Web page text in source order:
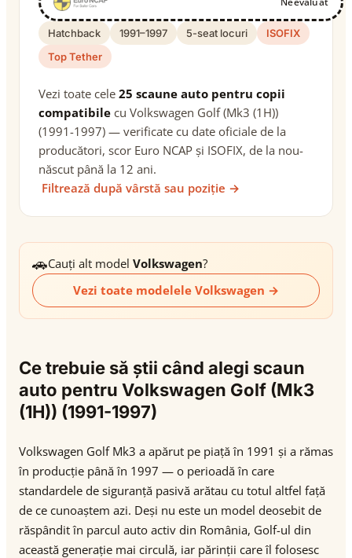
Hatchback 1991–1997 5-seat locuri
ISOFIX
Top Tether
Vezi toate cele 25 scaune auto pentru copii
compatibile cu Volkswagen Golf (Mk3 (1H))
(1991-1997) — verificate cu date oficiale de la
producători, scor Euro NCAP și ISOFIX, de la nou-
născut până la 12 ani.
Filtrează după vârstă sau poziție →
🚗Cauți alt model Volkswagen?
Vezi toate modelele Volkswagen →
Ce trebuie să știi când alegi scaun
auto pentru Volkswagen Golf (Mk3
(1H)) (1991-1997)
Volkswagen Golf Mk3 a apărut pe piață în 1991 și a rămas
în producție până în 1997 — o perioadă în care
standardele de siguranță pasivă arătau cu totul altfel față
de ce cunoaștem azi. Deși nu este un model deosebit de
răspândit în parcul auto activ din România, Golf-ul din
această generație mai circulă, iar părinții care îl folosesc